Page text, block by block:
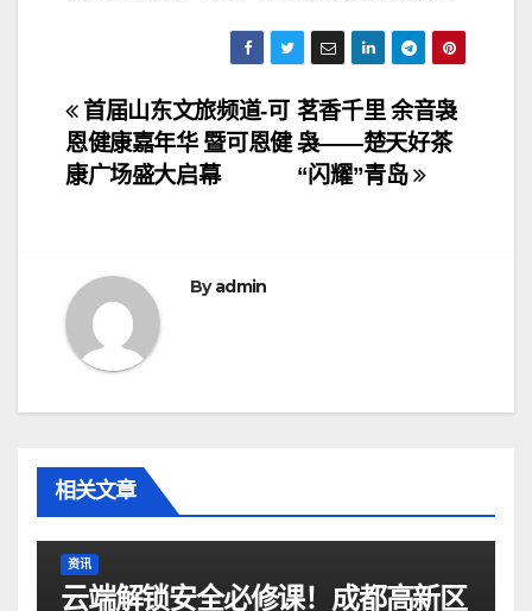
文
章
航
茗香千里 余音袅
袅——楚天好茶
“闪耀”青岛
首届山东文旅频道-可
恩健康嘉年华 暨可恩健
康广场盛大启幕
Byadmin
相关文章
资讯
云端解锁安全必修课！成都高新区